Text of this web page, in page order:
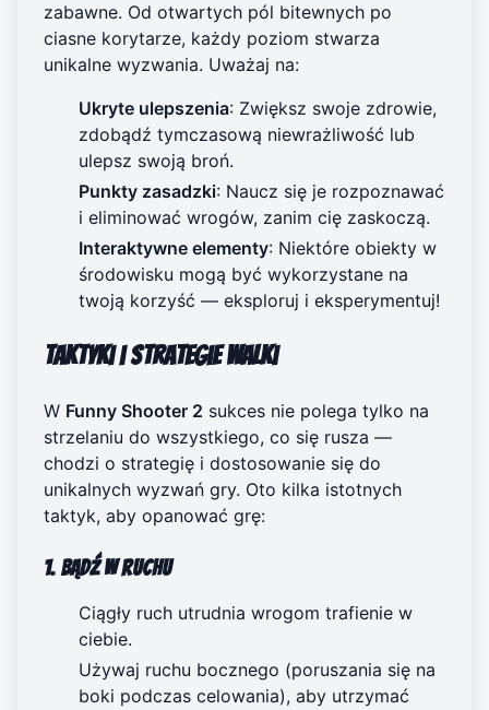
zabawne. Od otwartych pól bitewnych po
ciasne korytarze, każdy poziom stwarza
unikalne wyzwania. Uważaj na:
Ukryte ulepszenia: Zwiększ swoje zdrowie,
zdobądź tymczasową niewrażliwość lub
ulepsz swoją broń.
Punkty zasadzki: Naucz się je rozpoznawać
i eliminować wrogów, zanim cię zaskoczą.
Interaktywne elementy: Niektóre obiekty w
środowisku mogą być wykorzystane na
twoją korzyść — eksploruj i eksperymentuj!
Taktyki i strategie walki
W Funny Shooter 2 sukces nie polega tylko na
strzelaniu do wszystkiego, co się rusza —
chodzi o strategię i dostosowanie się do
unikalnych wyzwań gry. Oto kilka istotnych
taktyk, aby opanować grę:
1. Bądź w ruchu
Ciągły ruch utrudnia wrogom trafienie w
ciebie.
Używaj ruchu bocznego (poruszania się na
boki podczas celowania), aby utrzymać